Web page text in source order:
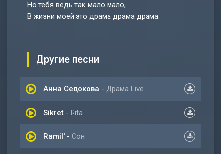
Но тебя ведь так мало мало,
В жизни моей это драма драма драма.
Другие песни
Анна Седокова - Драма Live
Sikret - Rita
Ramil' - Сон